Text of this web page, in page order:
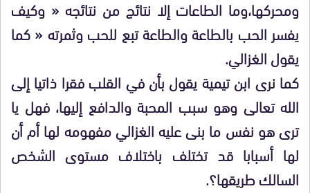
ومحركها،وما الطاعات إلا نتائج من نتائجه « وكيف
يفسر الحب بالطاعة والطاعة تبع للحب وثمرته « كما
يقول الغزالي.
كما نرى ابن تيمية يقول بأن في القلب فقرا ذاتيا إلى
الله تعالى وهو سبب المحبة والدافع إليها، فهل يا
ترى هو نفس ما بنى عليه الغزالي مفهومه لها أم أن
لها أسبابا قد تختلف باختلاف مستوى الشخص
السالك طريقها؟.